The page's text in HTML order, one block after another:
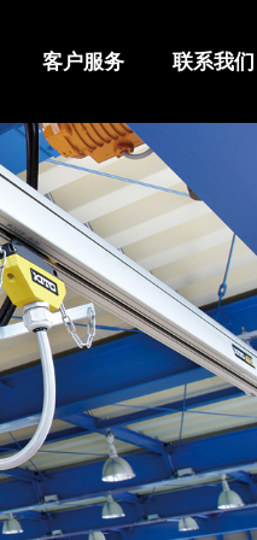
客户服务 联系我们